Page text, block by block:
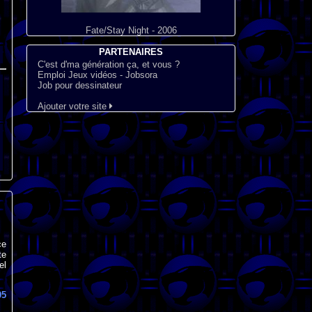
Fate/Stay Night - 2006
PARTENAIRES
C'est d'ma génération ça, et vous ?
Emploi Jeux vidéos - Jobsora
Job pour dessinateur
Ajouter votre site